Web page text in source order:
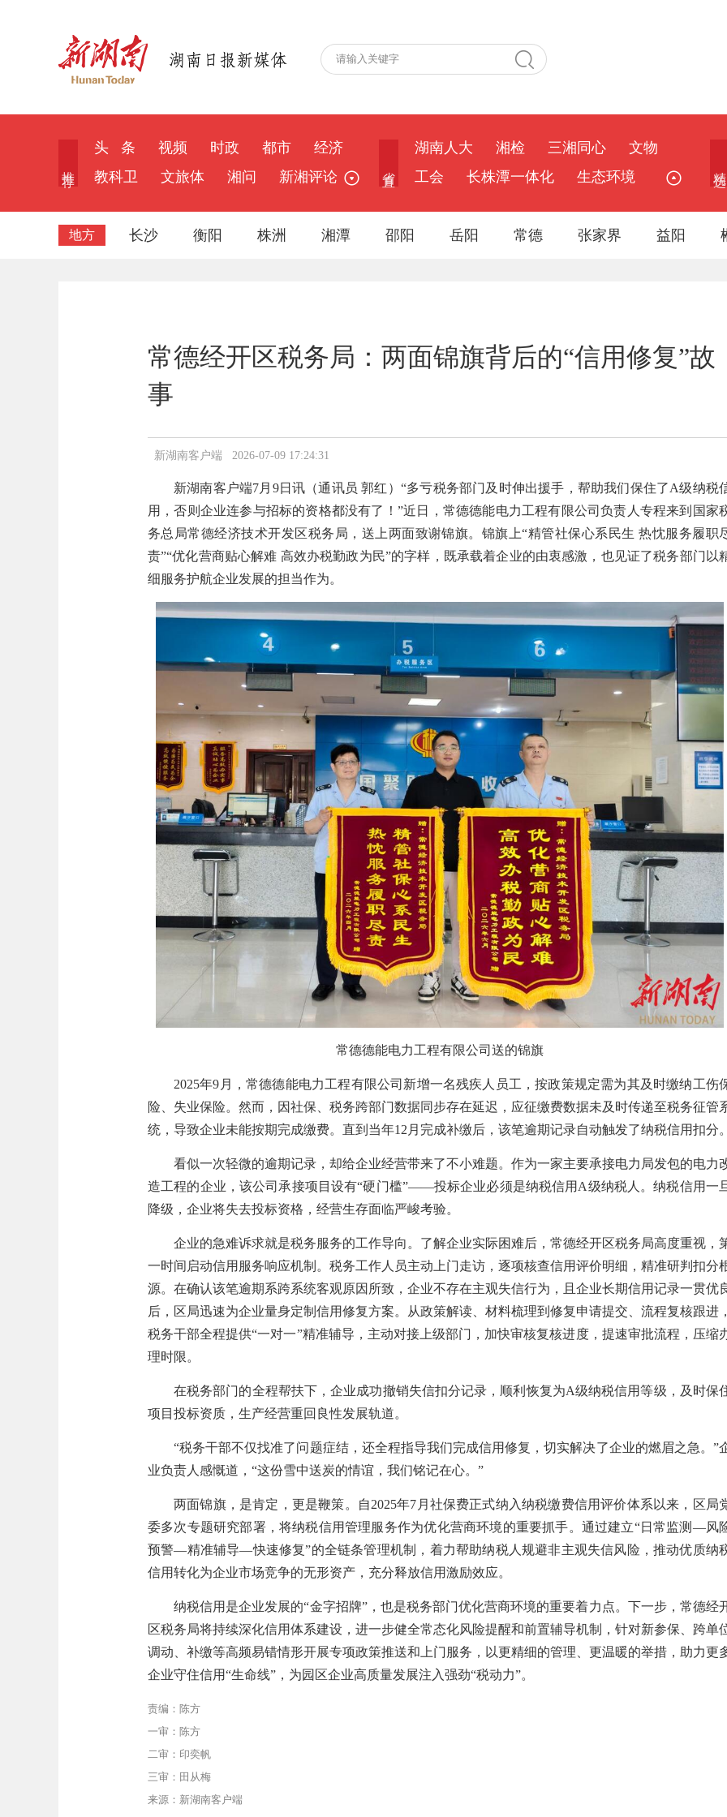
头 条 视频 时政 都市
经济
教科卫
文旅体 湘问 新湘评论
湖南人大 湘检 三湘同心
文物
工会
长株潭一体化 生态环境
地方 长沙 衡阳 株洲 湘潭 邵阳 岳阳 常德 张家界 益阳
常德经开区税务局：两面锦旗背后的“信用修复”故
事
新湖南客户端 2026-07-09 17:24:31
新湖南客户端7月9日讯（通讯员 郭红）“多亏税务部门及时伸出援手，帮助我们保住了A级纳税
用，否则企业连参与招标的资格都没有了！”近日，常德德能电力工程有限公司负责人专程来到国家
务总局常德经济技术开发区税务局，送上两面致谢锦旗。锦旗上“精管社保心系民生 热忱服务履职
责”“优化营商贴心解难 高效办税勤政为民”的字样，既承载着企业的由衷感激，也见证了税务部门以
细服务护航企业发展的担当作为。
常德德能电力工程有限公司送的锦旗
2025年9月，常德德能电力工程有限公司新增一名残疾人员工，按政策规定需为其及时缴纳工伤
险、失业保险。然而，因社保、税务跨部门数据同步存在延迟，应征缴费数据未及时传递至税务征管
统，导致企业未能按期完成缴费。直到当年12月完成补缴后，该笔逾期记录自动触发了纳税信用扣分
看似一次轻微的逾期记录，却给企业经营带来了不小难题。作为一家主要承接电力局发包的电力
造工程的企业，该公司承接项目设有“硬门槛”——投标企业必须是纳税信用A级纳税人。纳税信用一
降级，企业将失去投标资格，经营生存面临严峻考验。
企业的急难诉求就是税务服务的工作导向。了解企业实际困难后，常德经开区税务局高度重视，
一时间启动信用服务响应机制。税务工作人员主动上门走访，逐项核查信用评价明细，精准研判扣分
源。在确认该笔逾期系跨系统客观原因所致，企业不存在主观失信行为，且企业长期信用记录一贯优
后，区局迅速为企业量身定制信用修复方案。从政策解读、材料梳理到修复申请提交、流程复核跟进
税务干部全程提供“一对一”精准辅导，主动对接上级部门，加快审核复核进度，提速审批流程，压缩
理时限。
在税务部门的全程帮扶下，企业成功撤销失信扣分记录，顺利恢复为A级纳税信用等级，及时保
项目投标资质，生产经营重回良性发展轨道。
“税务干部不仅找准了问题症结，还全程指导我们完成信用修复，切实解决了企业的燃眉之急。”
业负责人感慨道，“这份雪中送炭的情谊，我们铭记在心。”
两面锦旗，是肯定，更是鞭策。自2025年7月社保费正式纳入纳税缴费信用评价体系以来，区局
委多次专题研究部署，将纳税信用管理服务作为优化营商环境的重要抓手。通过建立“日常监测—风
预警—精准辅导—快速修复”的全链条管理机制，着力帮助纳税人规避非主观失信风险，推动优质纳
信用转化为企业市场竞争的无形资产，充分释放信用激励效应。
纳税信用是企业发展的“金字招牌”，也是税务部门优化营商环境的重要着力点。下一步，常德经
区税务局将持续深化信用体系建设，进一步健全常态化风险提醒和前置辅导机制，针对新参保、跨单
调动、补缴等高频易错情形开展专项政策推送和上门服务，以更精细的管理、更温暖的举措，助力更
企业守住信用“生命线”，为园区企业高质量发展注入强劲“税动力”。
责编：陈方
一审：陈方
二审：印奕帆
三审：田从梅
来源：新湖南客户端